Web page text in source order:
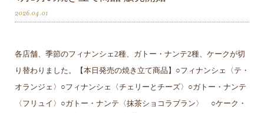
2026.04.01
各店舗、季節のフィナンシェ2種、ガトー・ナンテ2種、ケークが切
り替わりました。【本日発売の焼き立て商品】○フィナンシェ〈テ・
オランジェ〉○フィナンシェ〈チェリーとチーズ〉○ガトー・ナンテ
〈フリュイ〉○ガトー・ナンテ〈抹茶ショコラブラン〉 ○ケーク・